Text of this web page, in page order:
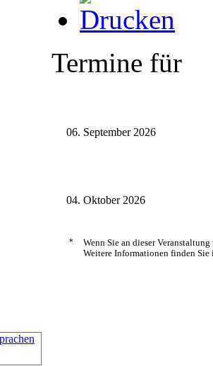
Termine für
06. September 2026
04. Oktober 2026
*
Wenn Sie an dieser
Weitere Informationen finden Sie